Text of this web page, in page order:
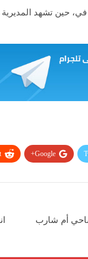
في، حين تشهد
Google+
صاحي أم شارب